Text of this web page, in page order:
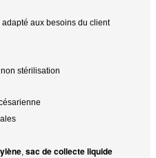
aux besoins du client
stérilisation
, sac de collecte liquide